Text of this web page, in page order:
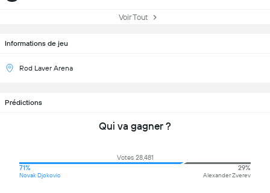
Voir Tout
Informations de jeu
Rod Laver Arena
Prédictions
Qui va gagner ?
Votes 28,481
71%
Novak Djokovic
29%
Alexander Zverev